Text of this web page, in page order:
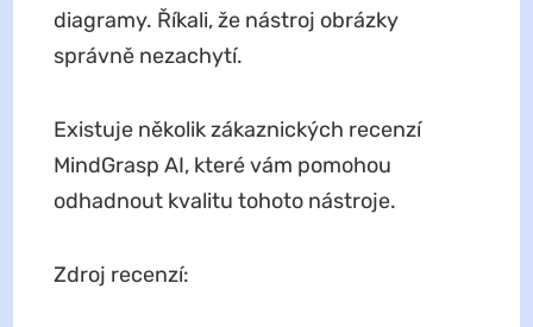
diagramy. Říkali, že nástroj obrázky
správně nezachytí.
Existuje několik zákaznických recenzí
MindGrasp AI, které vám pomohou
odhadnout kvalitu tohoto nástroje.
Zdroj recenzí: